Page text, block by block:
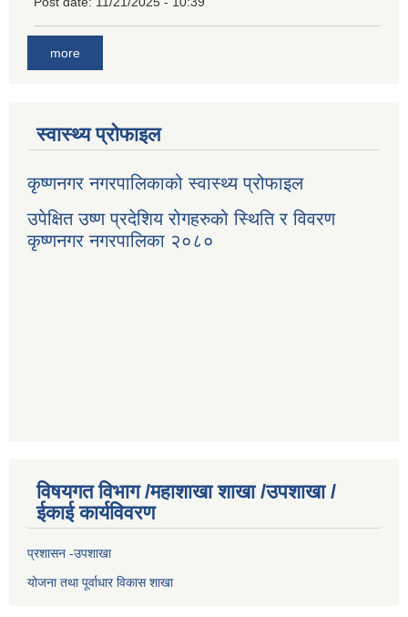
more
स्वास्थ्य प्रोफाइल
कृष्णनगर नगरपालिकाको स्वास्थ्य प्रोफाइल
उपेक्षित उष्ण प्रदेशिय रोगहरुको स्थिति र विवरण
कृष्णनगर नगरपालिका २०८०
विषयगत विभाग /महाशाखा शाखा /उपशाखा /
ईकाई कार्यविवरण
प्रशासन -उपशाखा
योजना तथा पूर्वाधार विकास शाखा